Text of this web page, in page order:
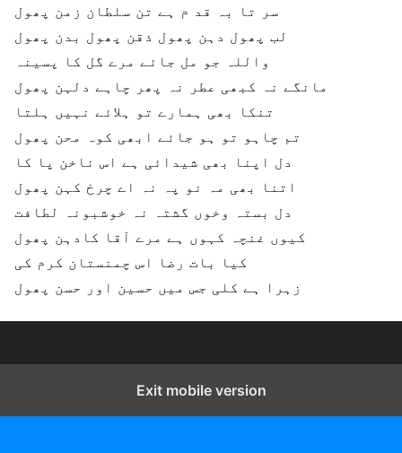
سر تا بہ قد م ہے تن سلطان زمن پھول
واللہ جو مل جائے مرے گل کا پسینہ
مانگے نہ کبھی عطر نہ پھر چاہے دلہن پھول
تنکا بھی ہمارے تو ہلائے نہیں ہلتا
تم چاہو تو ہو جائے ابھی کوہ محن پھول
دل اپنا بھی شیدائی ہے اس ناخن پا کا
اتنا بھی مہ نو پہ نہ اے چرخ کہن پھول
دل بستہ وخوں گشتہ نہ خوشبونہ لطافت
کیوں غنچہ کہوں ہے مرے آقا کادہن پھول
زہرا ہے کلی جس میں حسین اور حسن پھول
Exit mobile version